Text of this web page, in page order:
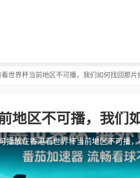
世界杯当前地区不可播，我们如何找回那片
地区不可播，我们
播放在香港看世界杯当前地区不可播